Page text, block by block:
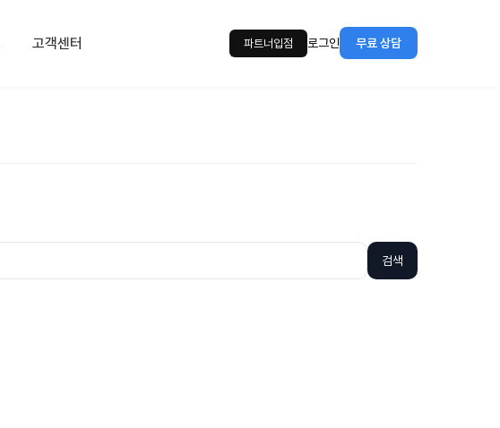
고객센터 파트너입점 로그인 무료 상담
검색